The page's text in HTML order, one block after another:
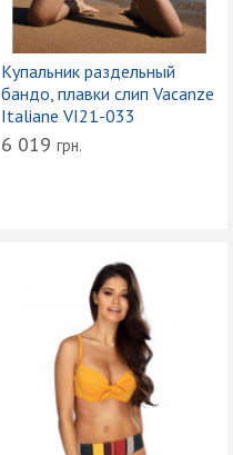
Купальник раздельный
бандо, плавки слип Vacanze
Italiane VI21-033
6 019 грн.